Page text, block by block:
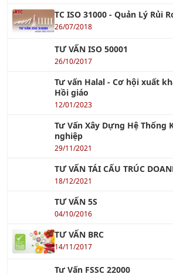
TC ISO 31000 - Quản Lý Rủi Ro
TƯ VẤN ISO 50001
Tư vấn Halal - Cơ hội xuất
Hồi giáo
Tư Vấn Xây Dựng Hệ Thống
nghiệp
TƯ VẤN TÁI CẤU TRÚC
TƯ VẤN 5S
04/10/2016
TƯ VẤN BRC
14/11/2017